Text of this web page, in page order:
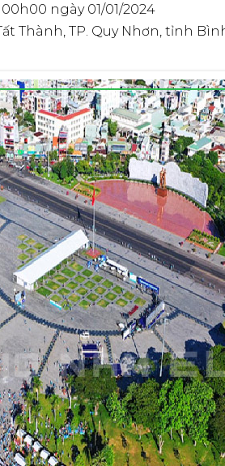
00h00 ngày 01/01/2024
Thành, TP. Quy Nhơn, tỉnh